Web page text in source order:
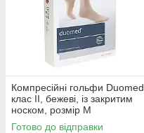
Компресійні гольфи Duomed,
клас II, бежеві, із закритим
носком, розмір M
(V240013000)
Готово до відправки